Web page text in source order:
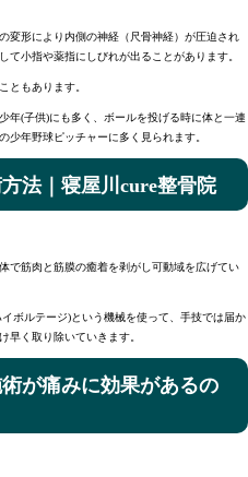
変形により内側の神経（尺骨神経）が圧迫され
小指や薬指にしびれが出ることがあります。
ともあります。
年(子供)にも多く、ボールを投げる時に体と一連
少年野球ピッチャーに多く見られます。
法｜寝屋川cure整骨院
で筋肉と筋膜の癒着を剥がし可動域を広げてい
ボルテージ)という機械を使って、手技では届か
早く取り除いていきます。
が痛みに効果があるの